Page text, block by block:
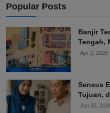
Popular Posts
Banjir
Tengah,
Apr 2, 2026
Sensus
Tujuan,
Jun 25,